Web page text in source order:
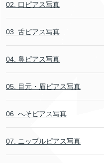
02. 口ピアス写真
03. 舌ピアス写真
04. 鼻ピアス写真
05. 目元・眉ピアス写真
06. へそピアス写真
07. ニップルピアス写真